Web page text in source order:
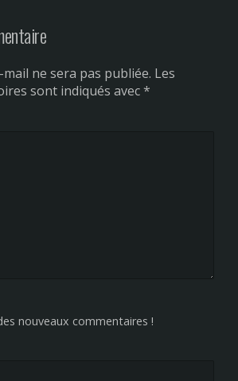
ne sera pas publiée. Les
sont indiqués avec*
nouveaux commentaires !